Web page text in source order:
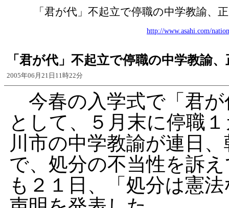
「君が代」不起立で停職の中学教諭
http://www.asahi.com/
「君が代」不起立で停職の中学教諭
2005年06月21日11時22分
今春の入学式で「君が
として、５月末に停職
川市の中学教諭が連日
で、処分の不当性を訴
も２１日、「処分は憲